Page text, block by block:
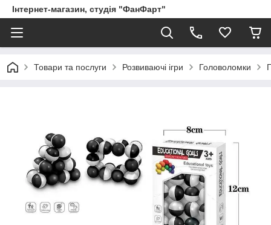
Інтернет-магазин, студія "ФанФарт"
Товари та послуги Розвиваючі ігри Головоломки